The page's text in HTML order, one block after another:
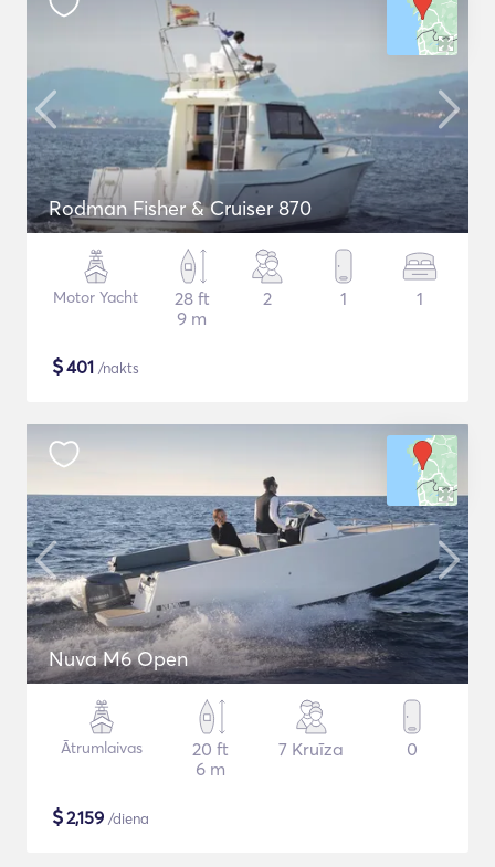
Rodman Fisher & Cruiser 870
Motor Yacht
28 ft
9 m
2 1 1
$401 /nakts
Nuva M6 Open
Ātrumlaivas
20 ft
6 m
7 Kruīza 0
$2,159 /diena